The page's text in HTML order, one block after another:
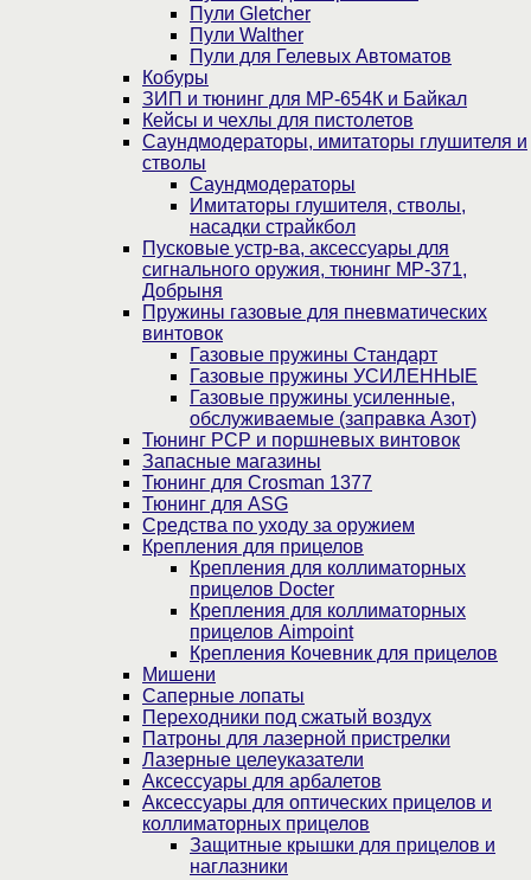
Пули Gletcher
Пули Walther
Пули для Гелевых Автоматов
Кобуры
ЗИП и тюнинг для МР-654К и Байкал
Кейсы и чехлы для пистолетов
Саундмодераторы, имитаторы глушителя и
стволы
Саундмодераторы
Имитаторы глушителя, стволы,
насадки страйкбол
Пусковые устр-ва, аксессуары для
сигнального оружия, тюнинг МР-371,
Добрыня
Пружины газовые для пневматических
винтовок
Газовые пружины Стандарт
Газовые пружины УСИЛЕННЫЕ
Газовые пружины усиленные,
обслуживаемые (заправка Азот)
Тюнинг PCP и поршневых винтовок
Запасные магазины
Тюнинг для Crosman 1377
Тюнинг для ASG
Средства по уходу за оружием
Крепления для прицелов
Крепления для коллиматорных
прицелов Docter
Крепления для коллиматорных
прицелов Aimpoint
Крепления Кочевник для прицелов
Мишени
Саперные лопаты
Переходники под сжатый воздух
Патроны для лазерной пристрелки
Лазерные целеуказатели
Аксессуары для арбалетов
Аксессуары для оптических прицелов и
коллиматорных прицелов
Защитные крышки для прицелов и
наглазники